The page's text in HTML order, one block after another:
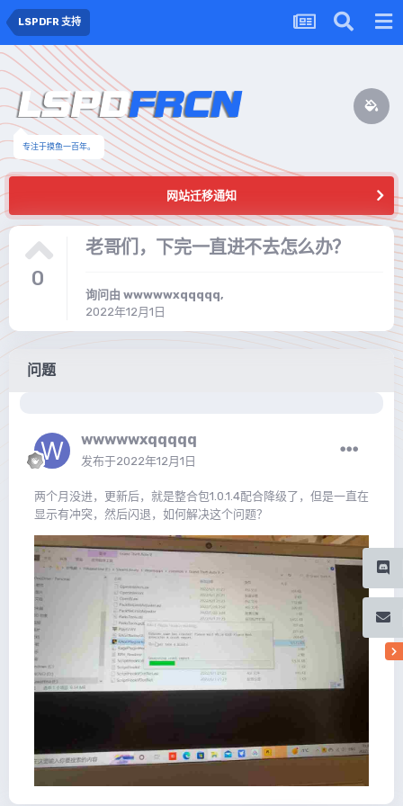
LSPDFR 支持
专注于摸鱼一百年。
网站迁移通知
0
老哥们，下完一直进不去怎么办？
询问由 wwwwwxqqqqq,
2022年12月1日
问题
wwwwwxqqqqq
发布于2022年12月1日
两个月没进，更新后，就是整合包1.0.1.4配合降级了，但是一直在
显示有冲突，然后闪退，如何解决这个问题？